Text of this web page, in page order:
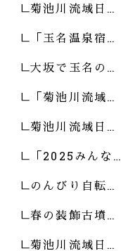
菊池川流域日…
「玉名温泉宿…
大坂で玉名の…
「菊池川流域…
菊池川流域日…
「2025みんな…
のんびり自転…
春の装飾古墳…
菊池川流域日…